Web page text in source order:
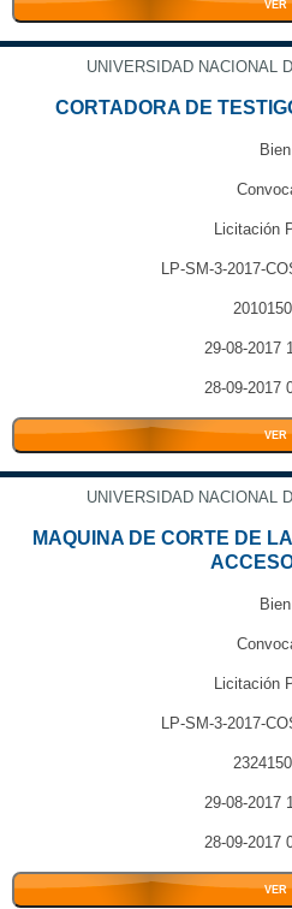
VER
UNIVERSIDAD NACIONAL
CORTADORA DE
Bien
Licitación
LP-SM-3-2017-
29-08-2017
28-09-2017
VER
UNIVERSIDAD NACIONAL
MAQUINA DE CORTE DE
Bien
Licitación
LP-SM-3-2017-
29-08-2017
28-09-2017
VER